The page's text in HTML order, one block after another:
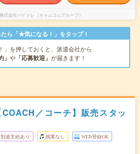
株式会社バイトレ（キャムコムグループ）
ら「★気になる！」をタップ！
」を押しておくと、派遣会社から
」 や 「応募歓迎」 が届きます！
／コーチ】販売スタッ
途支給あり 残業なし WEB登録OK